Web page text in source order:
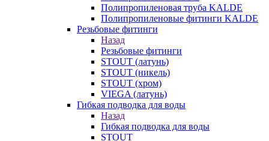
Полипропиленовая труба KALDE
Полипропиленовые фитинги KALDE
Резьбовые фитинги
Назад
Резьбовые фитинги
STOUT (латунь)
STOUT (никель)
STOUT (хром)
VIEGA (латунь)
Гибкая подводка для воды
Назад
Гибкая подводка для воды
STOUT